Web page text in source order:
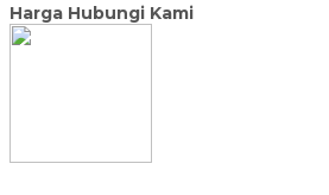
Harga Hubungi Kami